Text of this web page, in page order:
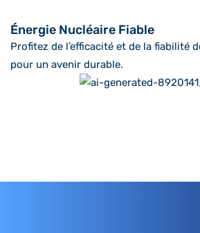
Énergie Nucléaire Fiable
Profitez de l’efficacité et de la fiabilité
pour un avenir durable.